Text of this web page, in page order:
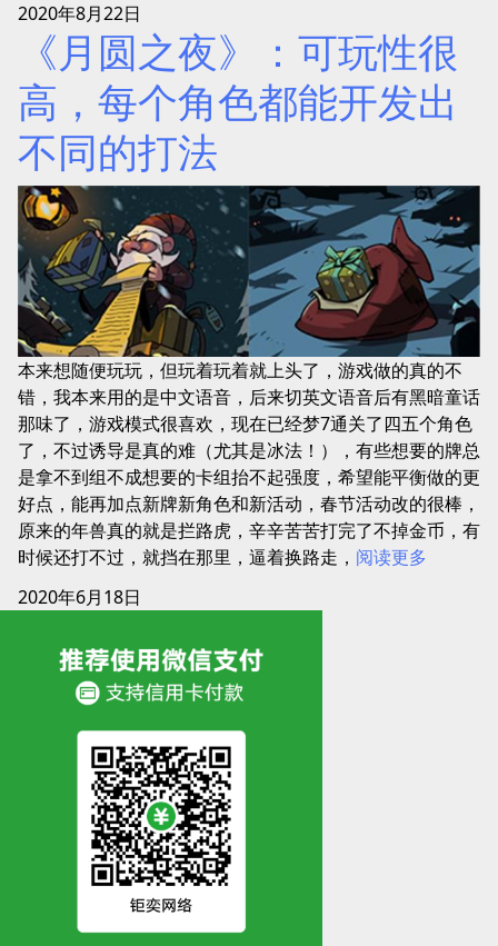
2020年8月22日
《月圆之夜》：可玩性很
高，每个角色都能开发出
不同的打法
本来想随便玩玩，但玩着玩着就上头了，游戏做的真的不
错，我本来用的是中文语音，后来切英文语音后有黑暗童话
那味了，游戏模式很喜欢，现在已经梦7通关了四五个角色
了，不过诱导是真的难（尤其是冰法！），有些想要的牌总
是拿不到组不成想要的卡组抬不起强度，希望能平衡做的更
好点，能再加点新牌新角色和新活动，春节活动改的很棒，
原来的年兽真的就是拦路虎，辛辛苦苦打完了不掉金币，有
时候还打不过，就挡在那里，逼着换路走， 阅读更多
2020年6月18日